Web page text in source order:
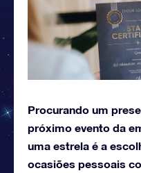
Procurando um
próximo evento da
uma estrela é a
ocasiões pessoais